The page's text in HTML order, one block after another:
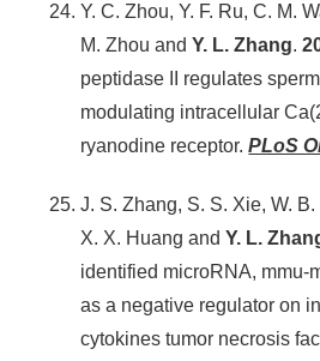
Y. C. Zhou, Y. F. Ru, C. M.
M. Zhou andY. L. Zhang.
peptidase II regulates
modulating intracellular
ryanodine receptor.PLoS
J. S. Zhang, S. S. Xie, W. B.
X. X. Huang andY. L.
identified microRNA, mmu-
as a negative regulator on
cytokines tumor necrosis